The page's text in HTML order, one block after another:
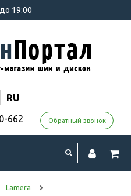
19:00
RU
662 Обратный звонок
Lamera